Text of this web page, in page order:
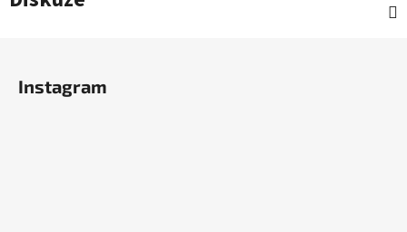
Instagram